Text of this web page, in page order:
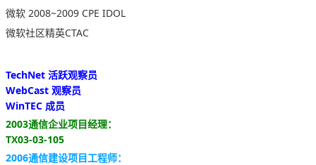
微软 2008~2009 CPE IDOL
微软社区精英CTAC
TechNet 活跃观察员
WebCast 观察员
WinTEC 成员
2003通信企业项目经理：
TX03-03-105
2006通信建设项目工程师：